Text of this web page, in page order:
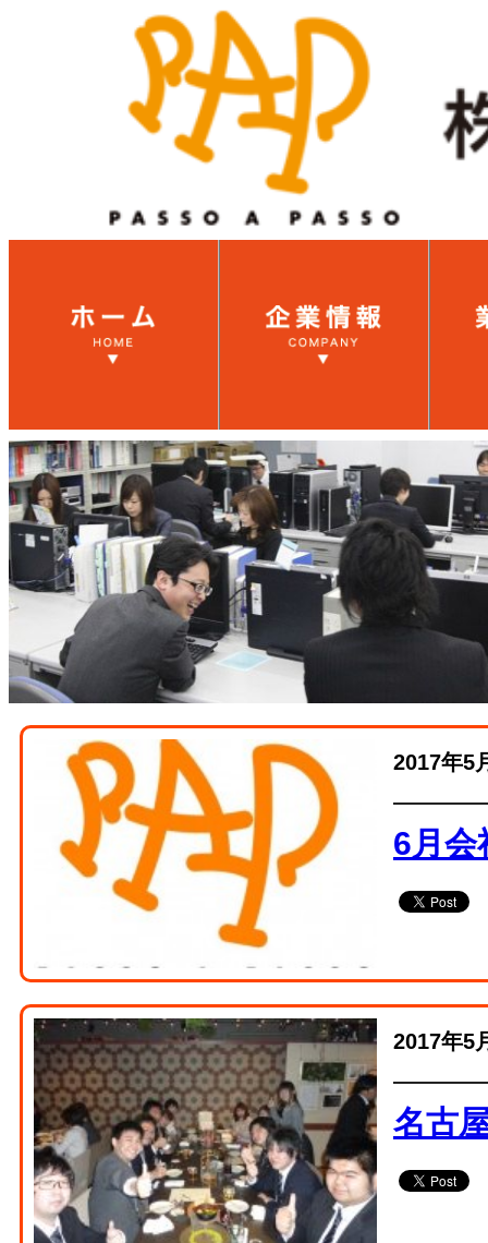
2017年5
6月
2017年5
名古